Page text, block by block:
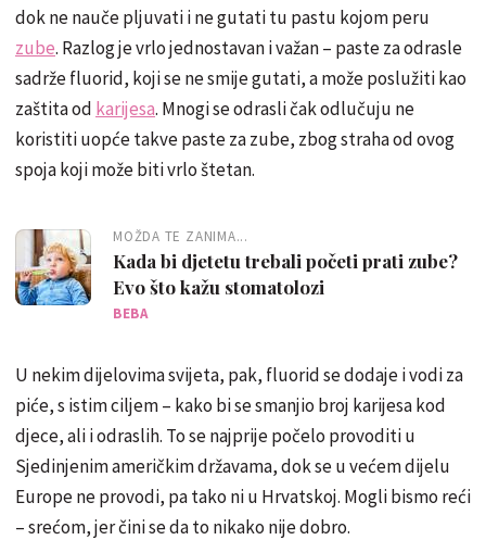
dok ne nauče pljuvati i ne gutati tu pastu kojom peru
zube. Razlog je vrlo jednostavan i važan – paste za odrasle
sadrže fluorid, koji se ne smije gutati, a može poslužiti kao
zaštita od karijesa. Mnogi se odrasli čak odlučuju ne
koristiti uopće takve paste za zube, zbog straha od ovog
spoja koji može biti vrlo štetan.
MOŽDA TE ZANIMA...
Kada bi djetetu trebali početi prati zube?
Evo što kažu stomatolozi
BEBA
U nekim dijelovima svijeta, pak, fluorid se dodaje i vodi za
piće, s istim ciljem – kako bi se smanjio broj karijesa kod
djece, ali i odraslih. To se najprije počelo provoditi u
Sjedinjenim američkim državama, dok se u većem dijelu
Europe ne provodi, pa tako ni u Hrvatskoj. Mogli bismo reći
– srećom, jer čini se da to nikako nije dobro.